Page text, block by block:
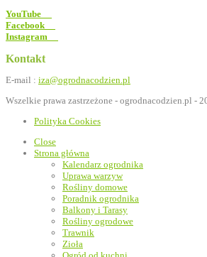
YouTube
Facebook
Instagram
Kontakt
E-mail : iza@ogrodnacodzien.pl
Wszelkie prawa zastrzeżone - ogrodnacodzien.pl -
Polityka Cookies
Close
Strona główna
Kalendarz ogrodnika
Uprawa warzyw
Rośliny domowe
Poradnik ogrodnika
Balkony i Tarasy
Rośliny ogrodowe
Trawnik
Zioła